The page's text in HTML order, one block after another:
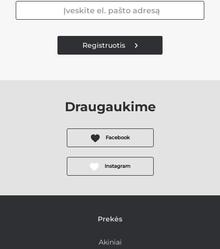
Registruotis
Draugaukime
Facebook
Instagram
Prekės
Akiniai